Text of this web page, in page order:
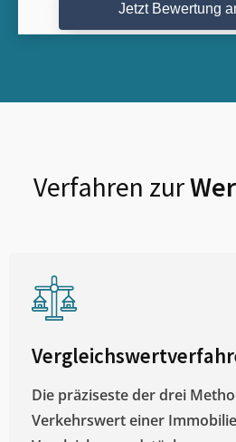
Jetzt Bewertung
Verfahren zur
Die präziseste der drei
Verkehrswert einer